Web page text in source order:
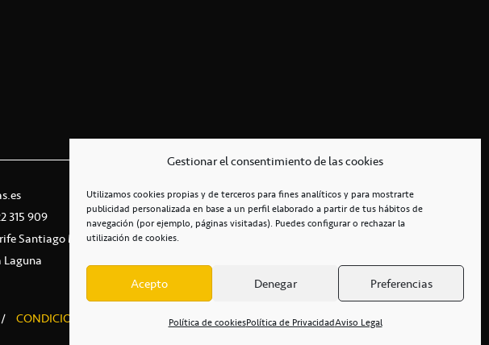
Gestionar el consentimiento de las cookies
Utilizamos cookies propias y de terceros para fines analíticos y para mostrarte
publicidad personalizada en base a un perfil elaborado a partir de tus hábitos de
navegación (por ejemplo, páginas visitadas). Puedes configurar o rechazar la
utilización de cookies.
Acepto Denegar Preferencias
Política de cookiesPolítica de PrivacidadAviso Legal
315 909
Santiago Martín
Laguna
/ CONDICIONES COMERCIALES / ACCESIBILIDAD